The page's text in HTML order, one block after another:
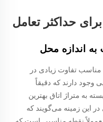
حداکثر تعامل
به اندازه محل
تفاوت زیادی در
وجود دارند که دقیقاً
به متراژ اتاق بهترین
این زمینه می‌گویند که